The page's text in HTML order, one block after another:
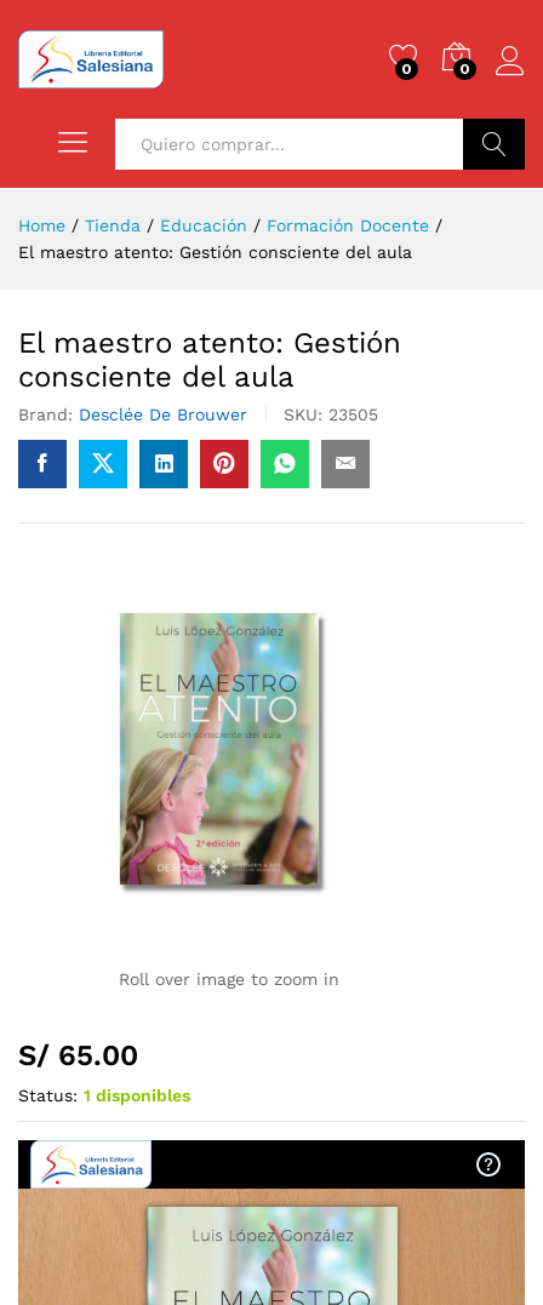
0 0
Home / Tienda / Educación / Formación Docente /
El maestro atento: Gestión consciente del aula
El maestro atento: Gestión
consciente del aula
Brand: Desclée De Brouwer SKU: 23505
Roll over image to zoom in
S/ 65.00
Status: 1 disponibles